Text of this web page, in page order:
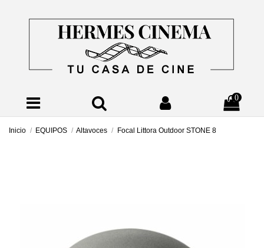
0
Inicio EQUIPOS Altavoces Focal Littora Outdoor STONE 8